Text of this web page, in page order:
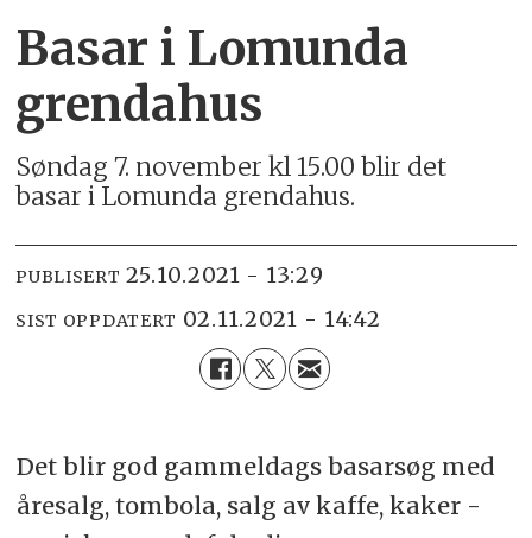
Basar i Lomunda
grendahus
Søndag 7. november kl 15.00 blir det
basar i Lomunda grendahus.
PUBLISERT 25.10.2021 - 13:29
SIST OPPDATERT 02.11.2021 - 14:42
Det blir god gammeldags basarsøg med
åresalg, tombola, salg av kaffe, kaker -